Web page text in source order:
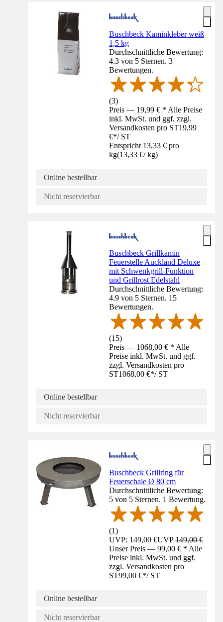
Buschbeck Kaminkleber weiß
1,5 kg
Durchschnittliche Bewertung:
4.3 von 5 Sternen. 3
Bewertungen.
(3)
Preis — 19,99 € * Alle Preise
inkl. MwSt. und ggf. zzgl.
Versandkosten pro ST19,99
€*/ ST
Entspricht 13,33 € pro
kg(13,33 €/ kg)
Online bestellbar
Nicht reservierbar
Buschbeck Grillkamin
Feuerstelle Auckland Deluxe
mit Schwenkgrill-Funktion
und Grillrost Edelstahl
Durchschnittliche Bewertung:
4.9 von 5 Sternen. 15
Bewertungen.
(15)
Preis — 1068,00 € * Alle
Preise inkl. MwSt. und ggf.
zzgl. Versandkosten pro
ST1068,00 €*/ ST
Online bestellbar
Nicht reservierbar
Buschbeck Grillring für
Feuerschale Ø 80 cm
Durchschnittliche Bewertung:
5 von 5 Sternen. 1 Bewertung.
(1)
UVP: 149,00 €UVP149,00 €
Unser Preis — 99,00 € * Alle
Preise inkl. MwSt. und ggf.
zzgl. Versandkosten pro
ST99,00 €*/ ST
Online bestellbar
Nicht reservierbar